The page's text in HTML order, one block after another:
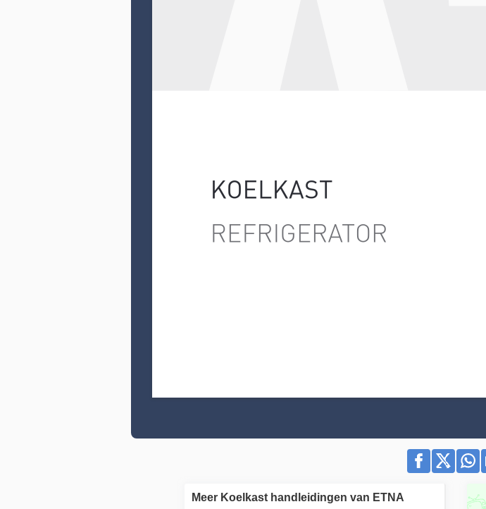
Meer Koelkast handleidingen van ETNA